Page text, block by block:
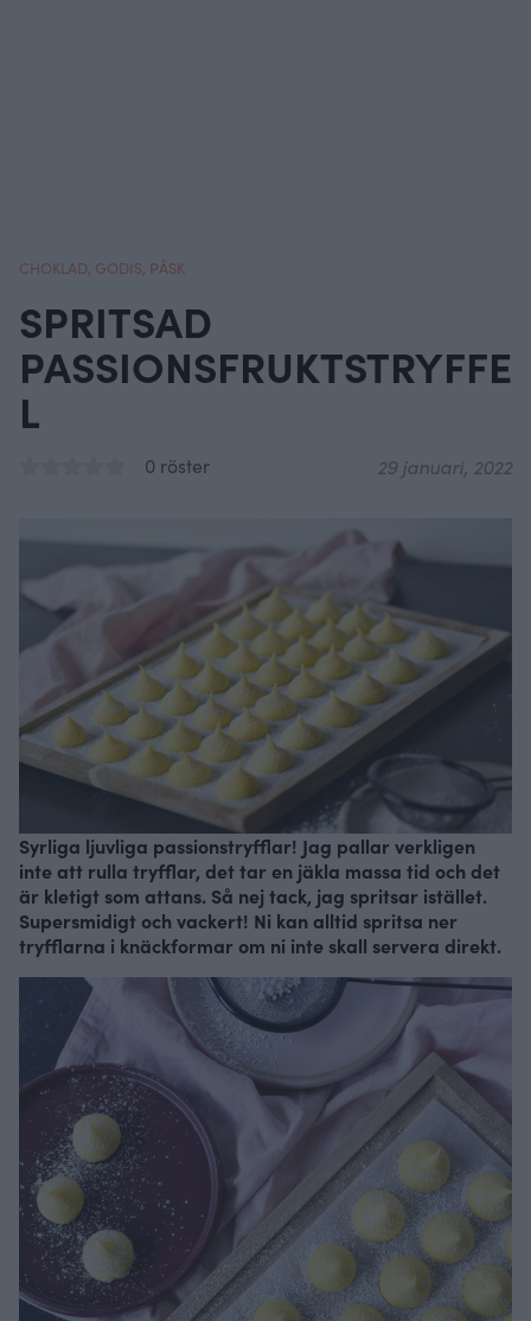
CHOKLAD GODIS PÅSK
SPRITSAD
PASSIONSFRUKTSTRYFFE
L
0 röster 29 januari, 2022
Syrliga ljuvliga passionstryfflar! Jag pallar verkligen
inte att rulla tryfflar, det tar en jäkla massa tid och det
är kletigt som attans. Så nej tack, jag spritsar istället.
Supersmidigt och vackert! Ni kan alltid spritsa ner
tryfflarna i knäckformar om ni inte skall servera direkt.